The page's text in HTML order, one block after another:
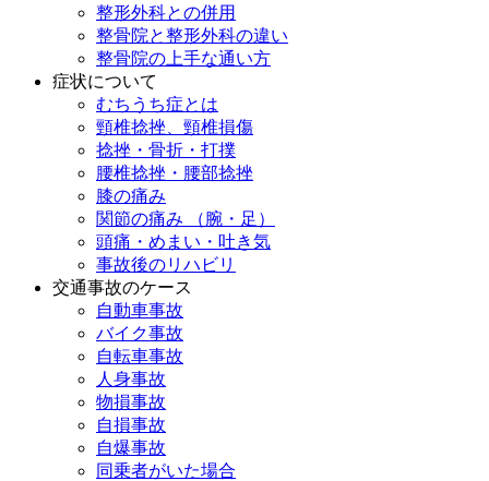
整形外科との併用
整骨院と整形外科の違い
整骨院の上手な通い方
症状について
むちうち症とは
頸椎捻挫、頸椎損傷
捻挫・骨折・打撲
腰椎捻挫・腰部捻挫
膝の痛み
関節の痛み （腕・足）
頭痛・めまい・吐き気
事故後のリハビリ
交通事故のケース
自動車事故
バイク事故
自転車事故
人身事故
物損事故
自損事故
自爆事故
同乗者がいた場合